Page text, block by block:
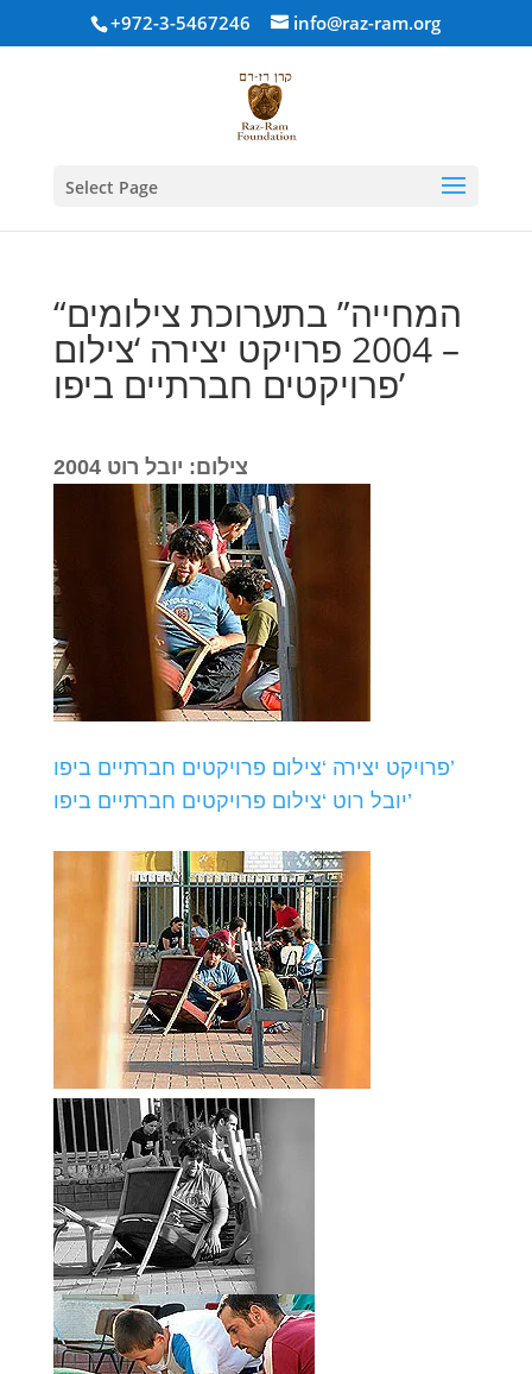
+972-3-5467246 info@raz-ram.org
Select Page
“המחייה” בתערוכת צילומים
– 2004 פרויקט יצירה ‘צילום
פרויקטים חברתיים ביפו’
צילום: יובל רוט 2004
פרויקט יצירה ‘צילום פרויקטים חברתיים ביפו’
יובל רוט ‘צילום פרויקטים חברתיים ביפו’